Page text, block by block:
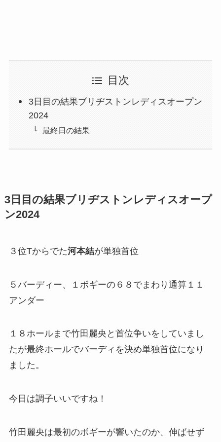
目次
3日目の結果ブリヂストンレディスオープン
2024
最終日の結果
3日目の結果ブリヂストンレディスオープ
ン2024
３位Tからでた河本結が単独首位
５バーディー、１ボギーの６８でまわり通算１１
アンダー
１８ホールまで竹田麗央と首位争いをしていまし
たが最終ホールでバーディを決め単独首位になり
ました。
今日は調子いいですね！
竹田麗央は最初のボギーが響いたのか、伸ばせず